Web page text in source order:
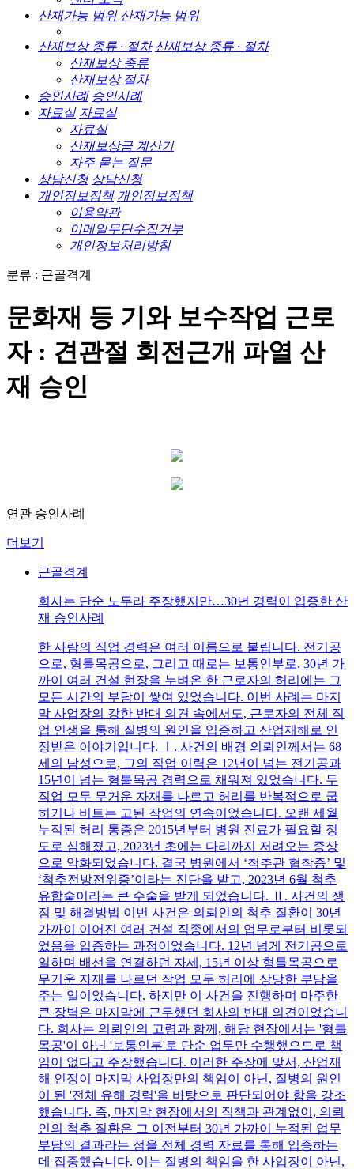
산재가능 범위 산재가능 범위
산재보상 종류 · 절차 산재보상 종류 · 절차
산재보상 종류
산재보상 절차
승인사례 승인사례
자료실 자료실
자료실
산재보상금 계산기
자주 묻는 질문
상담신청 상담신청
개인정보정책 개인정보정책
이용약관
이메일무단수집거부
개인정보처리방침
분류 : 근골격계
문화재 등 기와 보수작업 근로
자 : 견관절 회전근개 파열 산
재 승인
연관 승인사례
더보기
근골격계
회사는 단순 노무라 주장했지만…30년 경력이 입증한 산
재 승인사례
한 사람의 직업 경력은 여러 이름으로 불립니다. 전기공
으로, 형틀목공으로, 그리고 때로는 보통인부로. 30년 가
까이 여러 건설 현장을 누벼온 한 근로자의 허리에는 그
모든 시간의 부담이 쌓여 있었습니다. 이번 사례는 마지
막 사업장의 강한 반대 의견 속에서도, 근로자의 전체 직
업 인생을 통해 질병의 원인을 입증하고 산업재해로 인
정받은 이야기입니다. Ⅰ. 사건의 배경 의뢰인께서는 68
세의 남성으로, 그의 직업 이력은 12년이 넘는 전기공과
15년이 넘는 형틀목공 경력으로 채워져 있었습니다. 두
직업 모두 무거운 자재를 나르고 허리를 반복적으로 굽
히거나 비트는 고된 작업의 연속이었습니다. 오랜 세월
누적된 허리 통증은 2015년부터 병원 진료가 필요할 정
도로 심해졌고, 2023년 초에는 다리까지 저려오는 증상
으로 악화되었습니다. 결국 병원에서 ‘척추관 협착증’ 및
‘척추전방전위증’이라는 진단을 받고, 2023년 6월 척추
유합술이라는 큰 수술을 받게 되었습니다. Ⅱ. 사건의 쟁
점 및 해결방법 이번 사건은 의뢰인의 척추 질환이 30년
가까이 이어진 여러 건설 직종에서의 업무로부터 비롯되
었음을 입증하는 과정이었습니다. 12년 넘게 전기공으로
일하며 배선을 연결하던 자세, 15년 이상 형틀목공으로
무거운 자재를 나르던 작업 모두 허리에 상당한 부담을
주는 일이었습니다. 하지만 이 사건을 진행하며 마주한
큰 장벽은 마지막에 근무했던 회사의 반대 의견이었습니
다. 회사는 의뢰인의 고령과 함께, 해당 현장에서는 '형틀
목공'이 아닌 '보통인부'로 단순 업무만 수행했으므로 책
임이 없다고 주장했습니다. 이러한 주장에 맞서, 산업재
해 인정이 마지막 사업장만의 책임이 아닌, 질병의 원인
이 된 '전체 유해 경력'을 바탕으로 판단되어야 함을 강조
했습니다. 즉, 마지막 현장에서의 직책과 관계없이, 의뢰
인의 척추 질환은 그 이전부터 30년 가까이 누적된 업무
부담의 결과라는 점을 전체 경력 자료를 통해 입증하는
데 집중했습니다. 이는 질병의 책임을 한 사업장이 아닌,